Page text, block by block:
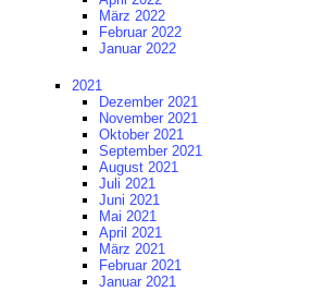
März 2022
Februar 2022
Januar 2022
2021
Dezember 2021
November 2021
Oktober 2021
September 2021
August 2021
Juli 2021
Juni 2021
Mai 2021
April 2021
März 2021
Februar 2021
Januar 2021